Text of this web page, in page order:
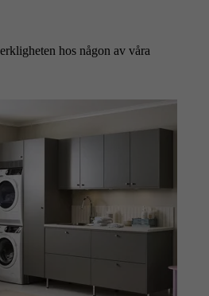
hos någon av våra